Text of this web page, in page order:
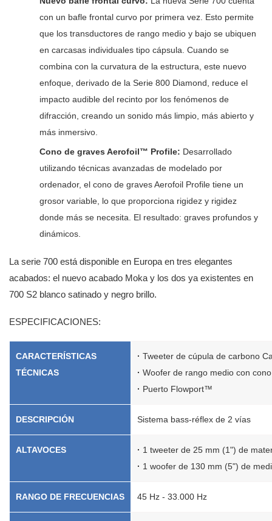
con un bafle frontal curvo por primera vez. Esto permite
que los transductores de rango medio y bajo se ubiquen
en carcasas individuales tipo cápsula. Cuando se
combina con la curvatura de la estructura, este nuevo
enfoque, derivado de la Serie 800 Diamond, reduce el
impacto audible del recinto por los fenómenos de
difracción, creando un sonido más limpio, más abierto y
más inmersivo.
Cono de graves Aerofoil™ Profile: Desarrollado
utilizando técnicas avanzadas de modelado por
ordenador, el cono de graves Aerofoil Profile tiene un
grosor variable, lo que proporciona rigidez y rigidez
donde más se necesita. El resultado: graves profundos y
dinámicos.
La serie 700 está disponible en Europa en tres elegantes
acabados: el nuevo acabado Moka y los dos ya existentes en
700 S2 blanco satinado y negro brillo.
ESPECIFICACIONES:
CARACTERÍSTICAS
TÉCNICAS
· Tweeter de cúpula de carbono
· Woofer de rango medio con
· Puerto Flowport™
DESCRIPCIÓN Sistema bass-réflex de 2 vías
ALTAVOCES · 1 tweeter de 25 mm (1") de
· 1 woofer de 130 mm (5") de
RANGO DE FRECUENCIAS 45 Hz - 33.000 Hz